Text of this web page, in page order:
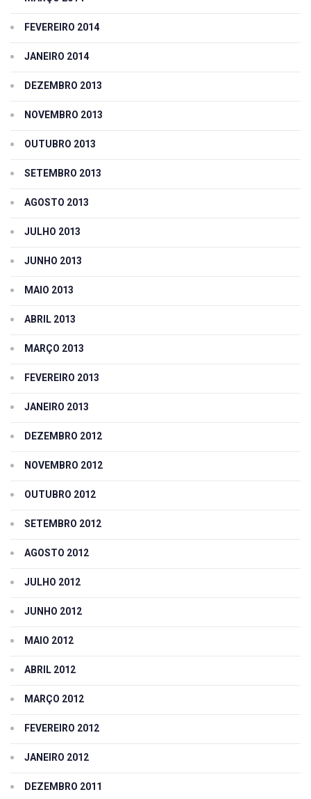
FEVEREIRO 2014
JANEIRO 2014
DEZEMBRO 2013
NOVEMBRO 2013
OUTUBRO 2013
SETEMBRO 2013
AGOSTO 2013
JULHO 2013
JUNHO 2013
MAIO 2013
ABRIL 2013
MARÇO 2013
FEVEREIRO 2013
JANEIRO 2013
DEZEMBRO 2012
NOVEMBRO 2012
OUTUBRO 2012
SETEMBRO 2012
AGOSTO 2012
JULHO 2012
JUNHO 2012
MAIO 2012
ABRIL 2012
MARÇO 2012
FEVEREIRO 2012
JANEIRO 2012
DEZEMBRO 2011